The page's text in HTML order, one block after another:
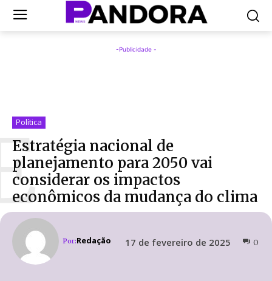
-Publicidade -
Política
Estratégia nacional de
planejamento para 2050 vai
considerar os impactos
econômicos da mudança do clima
Por:Redação 17 de fevereiro de 2025 0